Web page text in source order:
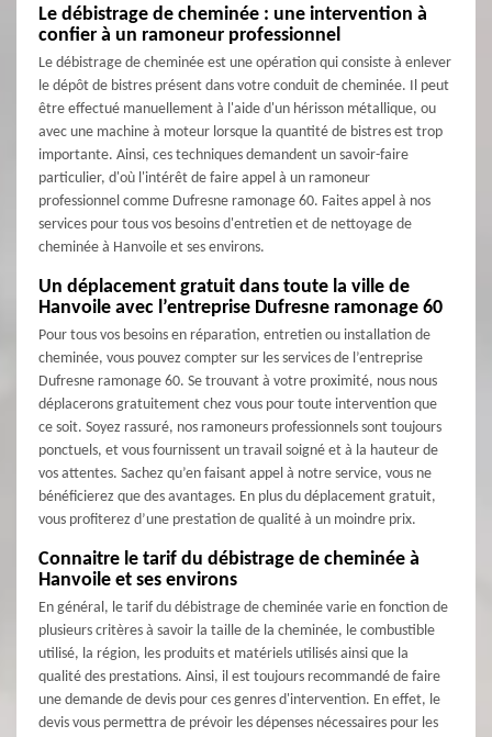
Le débistrage de cheminée : une intervention à
confier à un ramoneur professionnel
Le débistrage de cheminée est une opération qui consiste à enlever
le dépôt de bistres présent dans votre conduit de cheminée. Il peut
être effectué manuellement à l'aide d'un hérisson métallique, ou
avec une machine à moteur lorsque la quantité de bistres est trop
importante. Ainsi, ces techniques demandent un savoir-faire
particulier, d'où l'intérêt de faire appel à un ramoneur
professionnel comme Dufresne ramonage 60. Faites appel à nos
services pour tous vos besoins d'entretien et de nettoyage de
cheminée à Hanvoile et ses environs.
Un déplacement gratuit dans toute la ville de
Hanvoile avec l’entreprise Dufresne ramonage 60
Pour tous vos besoins en réparation, entretien ou installation de
cheminée, vous pouvez compter sur les services de l’entreprise
Dufresne ramonage 60. Se trouvant à votre proximité, nous nous
déplacerons gratuitement chez vous pour toute intervention que
ce soit. Soyez rassuré, nos ramoneurs professionnels sont toujours
ponctuels, et vous fournissent un travail soigné et à la hauteur de
vos attentes. Sachez qu’en faisant appel à notre service, vous ne
bénéficierez que des avantages. En plus du déplacement gratuit,
vous profiterez d’une prestation de qualité à un moindre prix.
Connaitre le tarif du débistrage de cheminée à
Hanvoile et ses environs
En général, le tarif du débistrage de cheminée varie en fonction de
plusieurs critères à savoir la taille de la cheminée, le combustible
utilisé, la région, les produits et matériels utilisés ainsi que la
qualité des prestations. Ainsi, il est toujours recommandé de faire
une demande de devis pour ces genres d'intervention. En effet, le
devis vous permettra de prévoir les dépenses nécessaires pour les